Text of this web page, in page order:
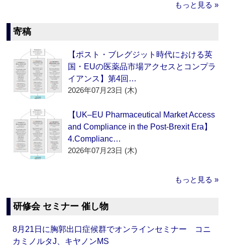
もっと見る »
寄稿
【ポスト・ブレグジット時代における英
国・EUの医薬品市場アクセスとコンプラ
イアンス】第4回…
2026年07月23日 (木)
【UK–EU Pharmaceutical Market Access
and Compliance in the Post-Brexit Era】
4.Complianc…
2026年07月23日 (木)
もっと見る »
研修会 セミナー 催し物
8月21日に胸郭出口症候群でオンラインセミナー コニ
カミノルタJ、キヤノンMS